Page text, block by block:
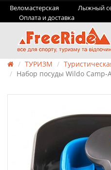
Веломастерская Лыжный
Оплата и доставка
ТУРИЗМ
Набор посуды Wildo Camp-